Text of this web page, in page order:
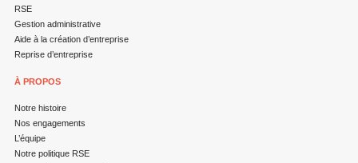
RSE
Gestion administrative
Aide à la création d’entreprise
Reprise d’entreprise
À PROPOS
Notre histoire
Nos engagements
L’équipe
Notre politique RSE